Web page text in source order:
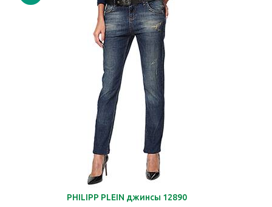
PHILIPP PLEIN джинсы 12890